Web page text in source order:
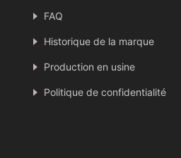
FAQ
Historique de la marque
Production en usine
Politique de confidentialité